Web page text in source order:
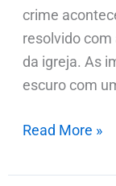
crime
resolvido
da igreja. As
escuro com
Read More »